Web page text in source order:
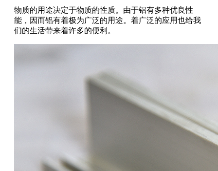
物质的用途决定于物质的性质。由于铝有多种优良性
能，因而铝有着极为广泛的用途。着广泛的应用也给我
们的生活带来着许多的便利。